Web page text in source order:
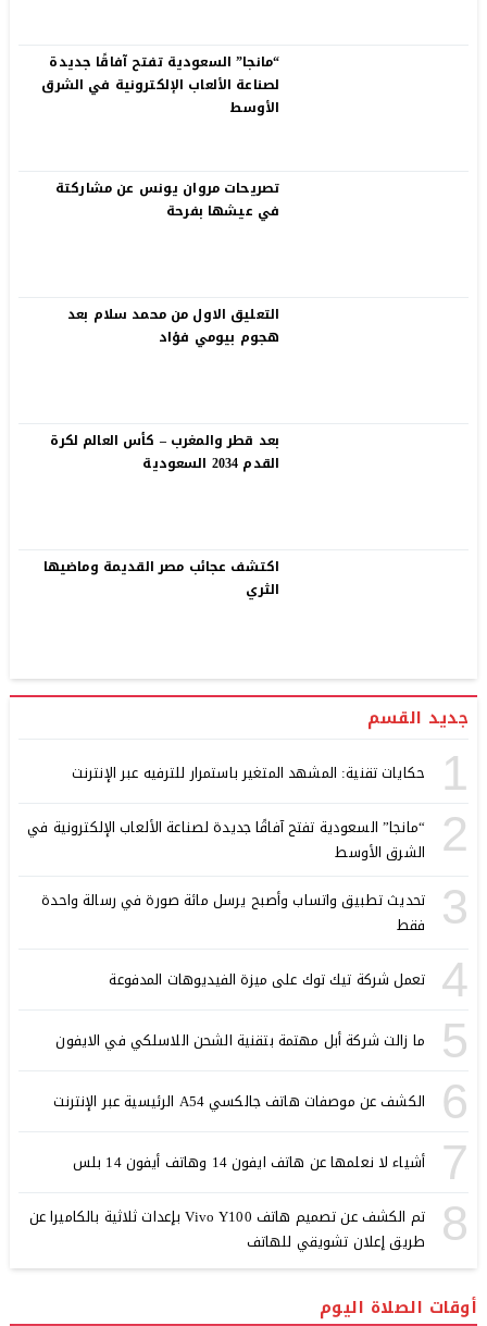
“مانجا” السعودية تفتح آفاقًا جديدة
لصناعة الألعاب الإلكترونية في الشرق
الأوسط
تصريحات مروان يونس عن مشاركتة
في عيشها بفرحة
التعليق الاول من محمد سلام بعد
هجوم بيومي فؤاد
بعد قطر والمغرب – كأس العالم لكرة
القدم 2034 السعودية
اكتشف عجائب مصر القديمة وماضيها
الثري
جديد القسم
1 حكايات تقنية: المشهد المتغير باستمرار للترفيه عبر الإنترنت
2
“مانجا” السعودية تفتح آفاقًا جديدة لصناعة الألعاب الإلكترونية في
الشرق الأوسط
3
تحديث تطبيق واتساب وأصبح يرسل مائة صورة في رسالة واحدة
فقط
4 تعمل شركة تيك توك على ميزة الفيديوهات المدفوعة
5 ما زالت شركة أبل مهتمة بتقنية الشحن اللاسلكي في الايفون
6 الكشف عن موصفات هاتف جالكسي A54 الرئيسية عبر الإنترنت
7 أشياء لا نعلمها عن هاتف ايفون 14 وهاتف أيفون 14 بلس
8
تم الكشف عن تصميم هاتف Vivo Y100 بإعدات ثلاثية بالكاميرا عن
طريق إعلان تشويقي للهاتف
أوقات الصلاة اليوم